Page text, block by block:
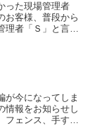
った現場管理者
お客様、普段から
理者「Ｓ」と言え
が今になってしま
情報をお知らせし
フェンス、手す